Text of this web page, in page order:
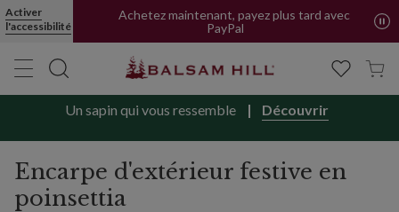
Activer
l'accessibilité
Achetez maintenant, payez plus tard avec
PayPal
Un sapin qui vous ressemble Découvrir
Encarpe d'extérieur festive en
poinsettia
Encarpe d'extérieur festive en poinsettia | Balsam Hill